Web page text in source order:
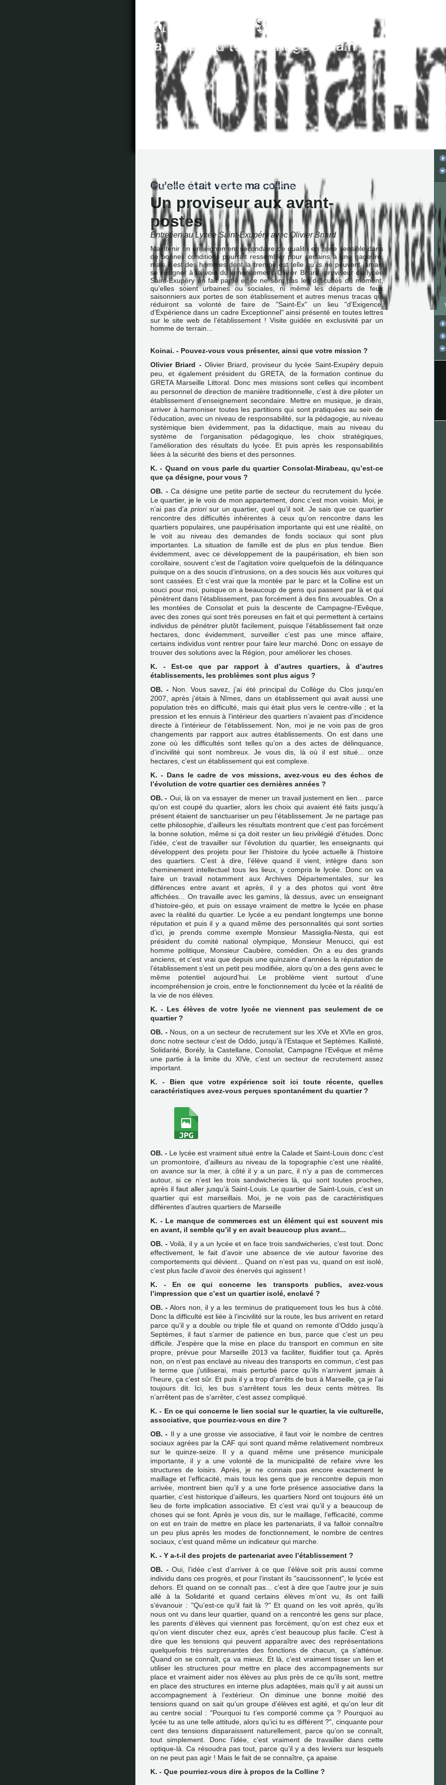
Un proviseur aux avant-
postes
Entretien au Lycée Saint-Exupéry avec Olivier Briard
Maintenir un enseignement secondaire de qualité en zone sensible dans
de bonnes conditions pourrait ressembler pour certains à une gageure,
mais il est des hommes dont la trempe est telle qu’ils ne peuvent jamais
se résigner à la voie du renoncement. Olivier Briard, proviseur du lycée
Saint-Exupéry en fait partie et ce ne sont pas les difficultés du moment,
qu’elles soient urbaines ou sociales, ni même les départs de feux
saisonniers aux portes de son établissement et autres menus tracas qui
réduiront sa volonté de faire de "Saint-Ex" un lieu "d’Exigence,
d’Expérience dans un cadre Exceptionnel" ainsi présenté en toutes lettres
sur le site web de l’établissement ! Visite guidée en exclusivité par un
homme de terrain...
Koinai. - Pouvez-vous vous présenter, ainsi que votre mission ?
Olivier Briard -Olivier Briard, proviseur du lycée Saint-Exupéry depuis
peu, et également président du GRETA, de la formation continue du
GRETA Marseille Littoral. Donc mes missions sont celles qui incombent
au personnel de direction de manière traditionnelle, c’est à dire piloter un
établissement d’enseignement secondaire. Mettre en musique, je dirais,
arriver à harmoniser toutes les partitions qui sont pratiquées au sein de
l’éducation, avec un niveau de responsabilité, sur la pédagogie, au niveau
systémique bien évidemment, pas la didactique, mais au niveau du
système de l’organisation pédagogique, les choix stratégiques,
l’amélioration des résultats du lycée. Et puis après les responsabilités
liées à la sécurité des biens et des personnes.
K. - Quand on vous parle du quartier Consolat-Mirabeau, qu’est-ce
que ça désigne, pour vous ?
OB. -Ca désigne une petite partie de secteur du recrutement du lycée.
Le quartier, je le vois de mon appartement, donc c’est mon voisin. Moi, je
n’ai pas d’a priorisur un quartier, quel qu’il soit. Je sais que ce quartier
rencontre des difficultés inhérentes à ceux qu’on rencontre dans les
quartiers populaires, une paupérisation importante qui est une réalité, on
le voit au niveau des demandes de fonds sociaux qui sont plus
importantes. La situation de famille est de plus en plus tendue. Bien
évidemment, avec ce développement de la paupérisation, eh bien son
corollaire, souvent c’est de l’agitation voire quelquefois de la délinquance
puisque on a des soucis d’intrusions, on a des soucis liés aux voitures qui
sont cassées. Et c’est vrai que la montée par le parc et la Colline est un
souci pour moi, puisque on a beaucoup de gens qui passent par là et qui
pénètrent dans l’établissement, pas forcément à des fins avouables. On a
les montées de Consolat et puis la descente de Campagne-l’Evêque,
avec des zones qui sont très poreuses en fait et qui permettent à certains
individus de pénétrer plutôt facilement, puisque l’établissement fait onze
hectares, donc évidemment, surveiller c’est pas une mince affaire,
certains individus vont rentrer pour faire leur marché. Donc on essaye de
trouver des solutions avec la Région, pour améliorer les choses.
K. - Est-ce que par rapport à d’autres quartiers, à d’autres
établissements, les problèmes sont plus aigus ?
OB. - Non. Vous savez, j’ai été principal du Collège du Clos jusqu’en
2007, après j’étais à Nîmes, dans un établissement qui avait aussi une
population très en difficulté, mais qui était plus vers le centre-ville ; et la
pression et les ennuis à l’intérieur des quartiers n’avaient pas d’incidence
directe à l’intérieur de l’établissement. Non, moi je ne vois pas de gros
changements par rapport aux autres établissements. On est dans une
zone où les difficultés sont telles qu’on a des actes de délinquance,
d’incivilité qui sont nombreux. Je vous dis, là où il est situé... onze
hectares, c’est un établissement qui est complexe.
K. - Dans le cadre de vos missions, avez-vous eu des échos de
l’évolution de votre quartier ces dernières années ?
OB. - Oui, là on va essayer de mener un travail justement en lien... parce
qu’on est coupé du quartier, alors les choix qui avaient été faits jusqu’à
présent étaient de sanctuariser un peu l’établissement. Je ne partage pas
cette philosophie, d’ailleurs les résultats montrent que c’est pas forcément
la bonne solution, même si ça doit rester un lieu privilégié d’études. Donc
l’idée, c’est de travailler sur l’évolution du quartier, les enseignants qui
développent des projets pour lier l’histoire du lycée actuelle à l’histoire
des quartiers. C’est à dire, l’élève quand il vient, intègre dans son
cheminement intellectuel tous les lieux, y compris le lycée. Donc on va
faire un travail notamment aux Archives Départementales, sur les
différences entre avant et après, il y a des photos qui vont être
affichées... On travaille avec les gamins, là dessus, avec un enseignant
d’histoire-géo, et puis on essaye vraiment de mettre le lycée en phase
avec la réalité du quartier. Le lycée a eu pendant longtemps une bonne
réputation et puis il y a quand même des personnalités qui sont sorties
d’ici, je prends comme exemple Monsieur Massiglia-Nesta, qui est
président du comité national olympique, Monsieur Menucci, qui est
homme politique, Monsieur Caubère, comédien. On a eu des grands
anciens, et c’est vrai que depuis une quinzaine d’années la réputation de
l’établissement s’est un petit peu modifiée, alors qu’on a des gens avec le
même potentiel aujourd’hui. Le problème vient surtout d’une
incompréhension je crois, entre le fonctionnement du lycée et la réalité de
la vie de nos élèves.
K. - Les élèves de votre lycée ne viennent pas seulement de ce
quartier ?
OB. -Nous, on a un secteur de recrutement sur les XVe et XVIe en gros,
donc notre secteur c’est de Oddo, jusqu’à l’Estaque et Septèmes. Kallisté,
Solidarité, Borély, la Castellane, Consolat, Campagne l’Evêque et même
une partie à la limite du XIVe, c’est un secteur de recrutement assez
important.
K. - Bien que votre expérience soit ici toute récente, quelles
caractéristiques avez-vous perçues spontanément du quartier ?
OB. - Le lycée est vraiment situé entre la Calade et Saint-Louis donc c’est
un promontoire, d’ailleurs au niveau de la topographie c’est une réalité,
on avance sur la mer, à côté il y a un parc, il n’y a pas de commerces
autour, si ce n’est les trois sandwicheries là, qui sont toutes proches,
après il faut aller jusqu’à Saint-Louis. Le quartier de Saint-Louis, c’est un
quartier qui est marseillais. Moi, je ne vois pas de caractéristiques
différentes d’autres quartiers de Marseille
K. - Le manque de commerces est un élément qui est souvent mis
en avant, il semble qu’il y en avait beaucoup plus avant...
OB. -Voilà, il y a un lycée et en face trois sandwicheries, c’est tout. Donc
effectivement, le fait d’avoir une absence de vie autour favorise des
comportements qui dévient... Quand on n’est pas vu, quand on est isolé,
c’est plus facile d’avoir des énervés qui agissent !
K. - En ce qui concerne les transports publics, avez-vous
l’impression que c’est un quartier isolé, enclavé ?
OB. - Alors non, il y a les terminus de pratiquement tous les bus à côté.
Donc la difficulté est liée à l’incivilité sur la route, les bus arrivent en retard
parce qu’il y a double ou triple file et quand on remonte d’Oddo jusqu’à
Septèmes, il faut s’armer de patience en bus, parce que c’est un peu
difficile. J’espère que la mise en place du transport en commun en site
propre, prévue pour Marseille 2013 va faciliter, fluidifier tout ça. Après
non, on n’est pas enclavé au niveau des transports en commun, c’est pas
le terme que j’utiliserai, mais perturbé parce qu’ils n’arrivent jamais à
l’heure, ça c’est sûr. Et puis il y a trop d’arrêts de bus à Marseille, ça je l’ai
toujours dit. Ici, les bus s’arrêtent tous les deux cents mètres. Ils
n’arrêtent pas de s’arrêter, c’est assez compliqué.
K. - En ce qui concerne le lien social sur le quartier, la vie culturelle,
associative, que pourriez-vous en dire ?
OB. - Il y a une grosse vie associative, il faut voir le nombre de centres
sociaux agrées par la CAF qui sont quand même relativement nombreux
sur le quinze-seize. Il y a quand même une présence municipale
importante, il y a une volonté de la municipalité de refaire vivre les
structures de loisirs. Après, je ne connais pas encore exactement le
maillage et l’efficacité, mais tous les gens que je rencontre depuis mon
arrivée, montrent bien qu’il y a une forte présence associative dans la
quartier, c’est historique d’ailleurs, les quartiers Nord ont toujours été un
lieu de forte implication associative. Et c’est vrai qu’il y a beaucoup de
choses qui se font. Après je vous dis, sur le maillage, l’efficacité, comme
on est en train de mettre en place les partenariats, il va falloir connaître
un peu plus après les modes de fonctionnement, le nombre de centres
sociaux, c’est quand même un indicateur qui marche.
K. - Y a-t-il des projets de partenariat avec l’établissement ?
OB. -Oui, l’idée c’est d’arriver à ce que l’élève soit pris aussi comme
individu dans ces progrès, et pour l’instant ils "saucissonnent", le lycée est
dehors. Et quand on se connaît pas... c’est à dire que l’autre jour je suis
allé à la Solidarité et quand certains élèves m’ont vu, ils ont failli
s’évanouir : "Qu’est-ce qu’il fait là ?" Et quand on les voit après, qu’ils
nous ont vu dans leur quartier, quand on a rencontré les gens sur place,
les parents d’élèves qui viennent pas forcément, qu’on est chez eux et
qu’on vient discuter chez eux, après c’est beaucoup plus facile. C’est à
dire que les tensions qui peuvent apparaître avec des représentations
quelquefois très surprenantes des fonctions de chacun, ça s’atténue.
Quand on se connaît, ça va mieux. Et là, c’est vraiment tisser un lien et
utiliser les structures pour mettre en place des accompagnements sur
place et vraiment aider nos élèves au plus près de ce qu’ils sont, mettre
en place des structures en interne plus adaptées, mais qu’il y ait aussi un
accompagnement à l’extérieur. On diminue une bonne moitié des
tensions quand on sait qu’un groupe d’élèves est agité, et qu’on leur dit
au centre social : "Pourquoi tu t’es comporté comme ça ? Pourquoi au
lycée tu as une telle attitude, alors qu’ici tu es différent ?", cinquante pour
cent des tensions disparaissent naturellement, parce qu’on se connaît,
tout simplement. Donc l’idée, c’est vraiment de travailler dans cette
optique-là. Ca résoudra pas tout, parce qu’il y a des leviers sur lesquels
on ne peut pas agir ! Mais le fait de se connaître, ça apaise.
K. - Que pourriez-vous dire à propos de la Colline ?